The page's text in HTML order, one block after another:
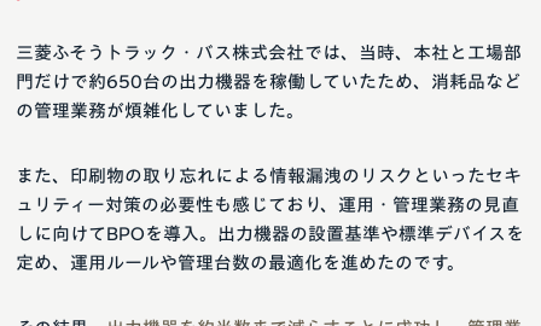
三菱ふそうトラック・バス株式会社では、当時、本社と工場部
門だけで約650台の出力機器を稼働していたため、消耗品など
の管理業務が煩雑化していました。
また、印刷物の取り忘れによる情報漏洩のリスクといったセキ
ュリティー対策の必要性も感じており、運用・管理業務の見直
しに向けてBPOを導入。出力機器の設置基準や標準デバイスを
定め、運用ルールや管理台数の最適化を進めたのです。